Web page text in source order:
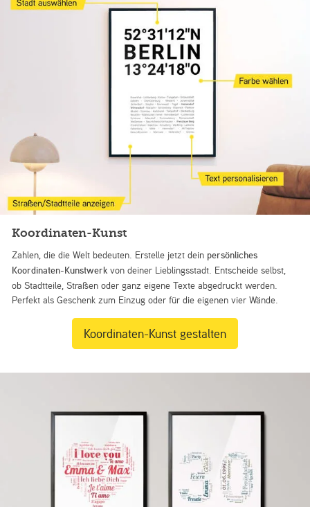
Koordinaten-Kunst
Zahlen, die die Welt bedeuten. Erstelle jetzt dein persönliches
Koordinaten-Kunstwerk von deiner Lieblingsstadt. Entscheide selbst,
ob Stadtteile, Straßen oder ganz eigene Texte abgedruckt werden.
Perfekt als Geschenk zum Einzug oder für die eigenen vier Wände.
Koordinaten-Kunst gestalten